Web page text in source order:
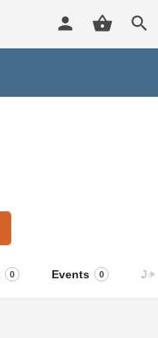
0 Events 0